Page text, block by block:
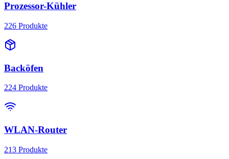
Prozessor-Kühler
226 Produkte
Backöfen
224 Produkte
WLAN-Router
213 Produkte